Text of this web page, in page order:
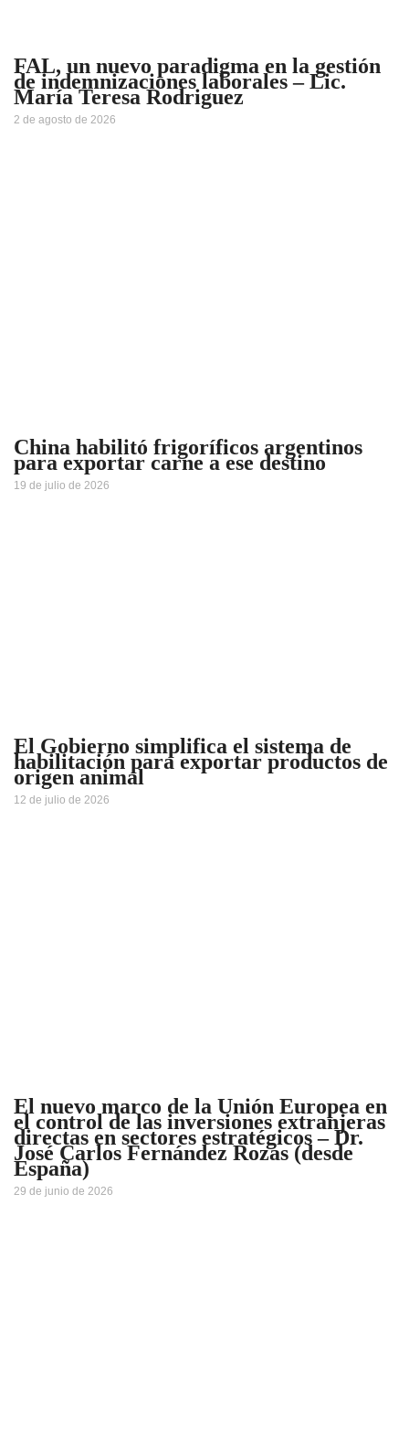
FAL, un nuevo paradigma en la gestión
de indemnizaciones laborales – Lic.
María Teresa Rodriguez
2 de agosto de 2026
China habilitó frigoríficos argentinos
para exportar carne a ese destino
19 de julio de 2026
El Gobierno simplifica el sistema de
habilitación para exportar productos de
origen animal
12 de julio de 2026
El nuevo marco de la Unión Europea en
el control de las inversiones extranjeras
directas en sectores estratégicos – Dr.
José Carlos Fernández Rozas (desde
España)
29 de junio de 2026